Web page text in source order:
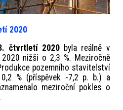
2020
čtvrtletí 2020 byla reálně v
nižší o 2,3 %. Meziročně
pozemního stavitelství
% (příspěvek -7,2 p. b.) a
meziroční pokles o